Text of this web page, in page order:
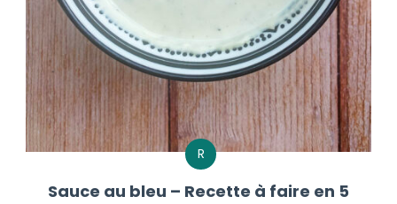
R
Sauce au bleu – Recette à faire en 5